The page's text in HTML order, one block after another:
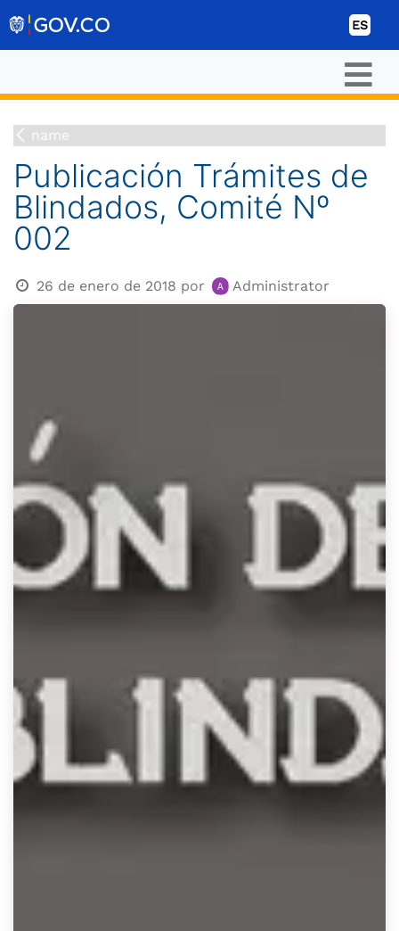
ES
name
Publicación Trámites de
Blindados, Comité Nº
002
26 de enero de 2018 por Administrator